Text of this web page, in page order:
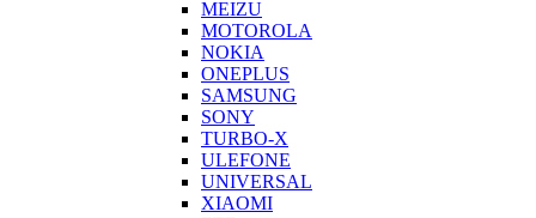
MEIZU
MOTOROLA
NOKIA
ONEPLUS
SAMSUNG
SONY
TURBO-X
ULEFONE
UNIVERSAL
XIAOMI